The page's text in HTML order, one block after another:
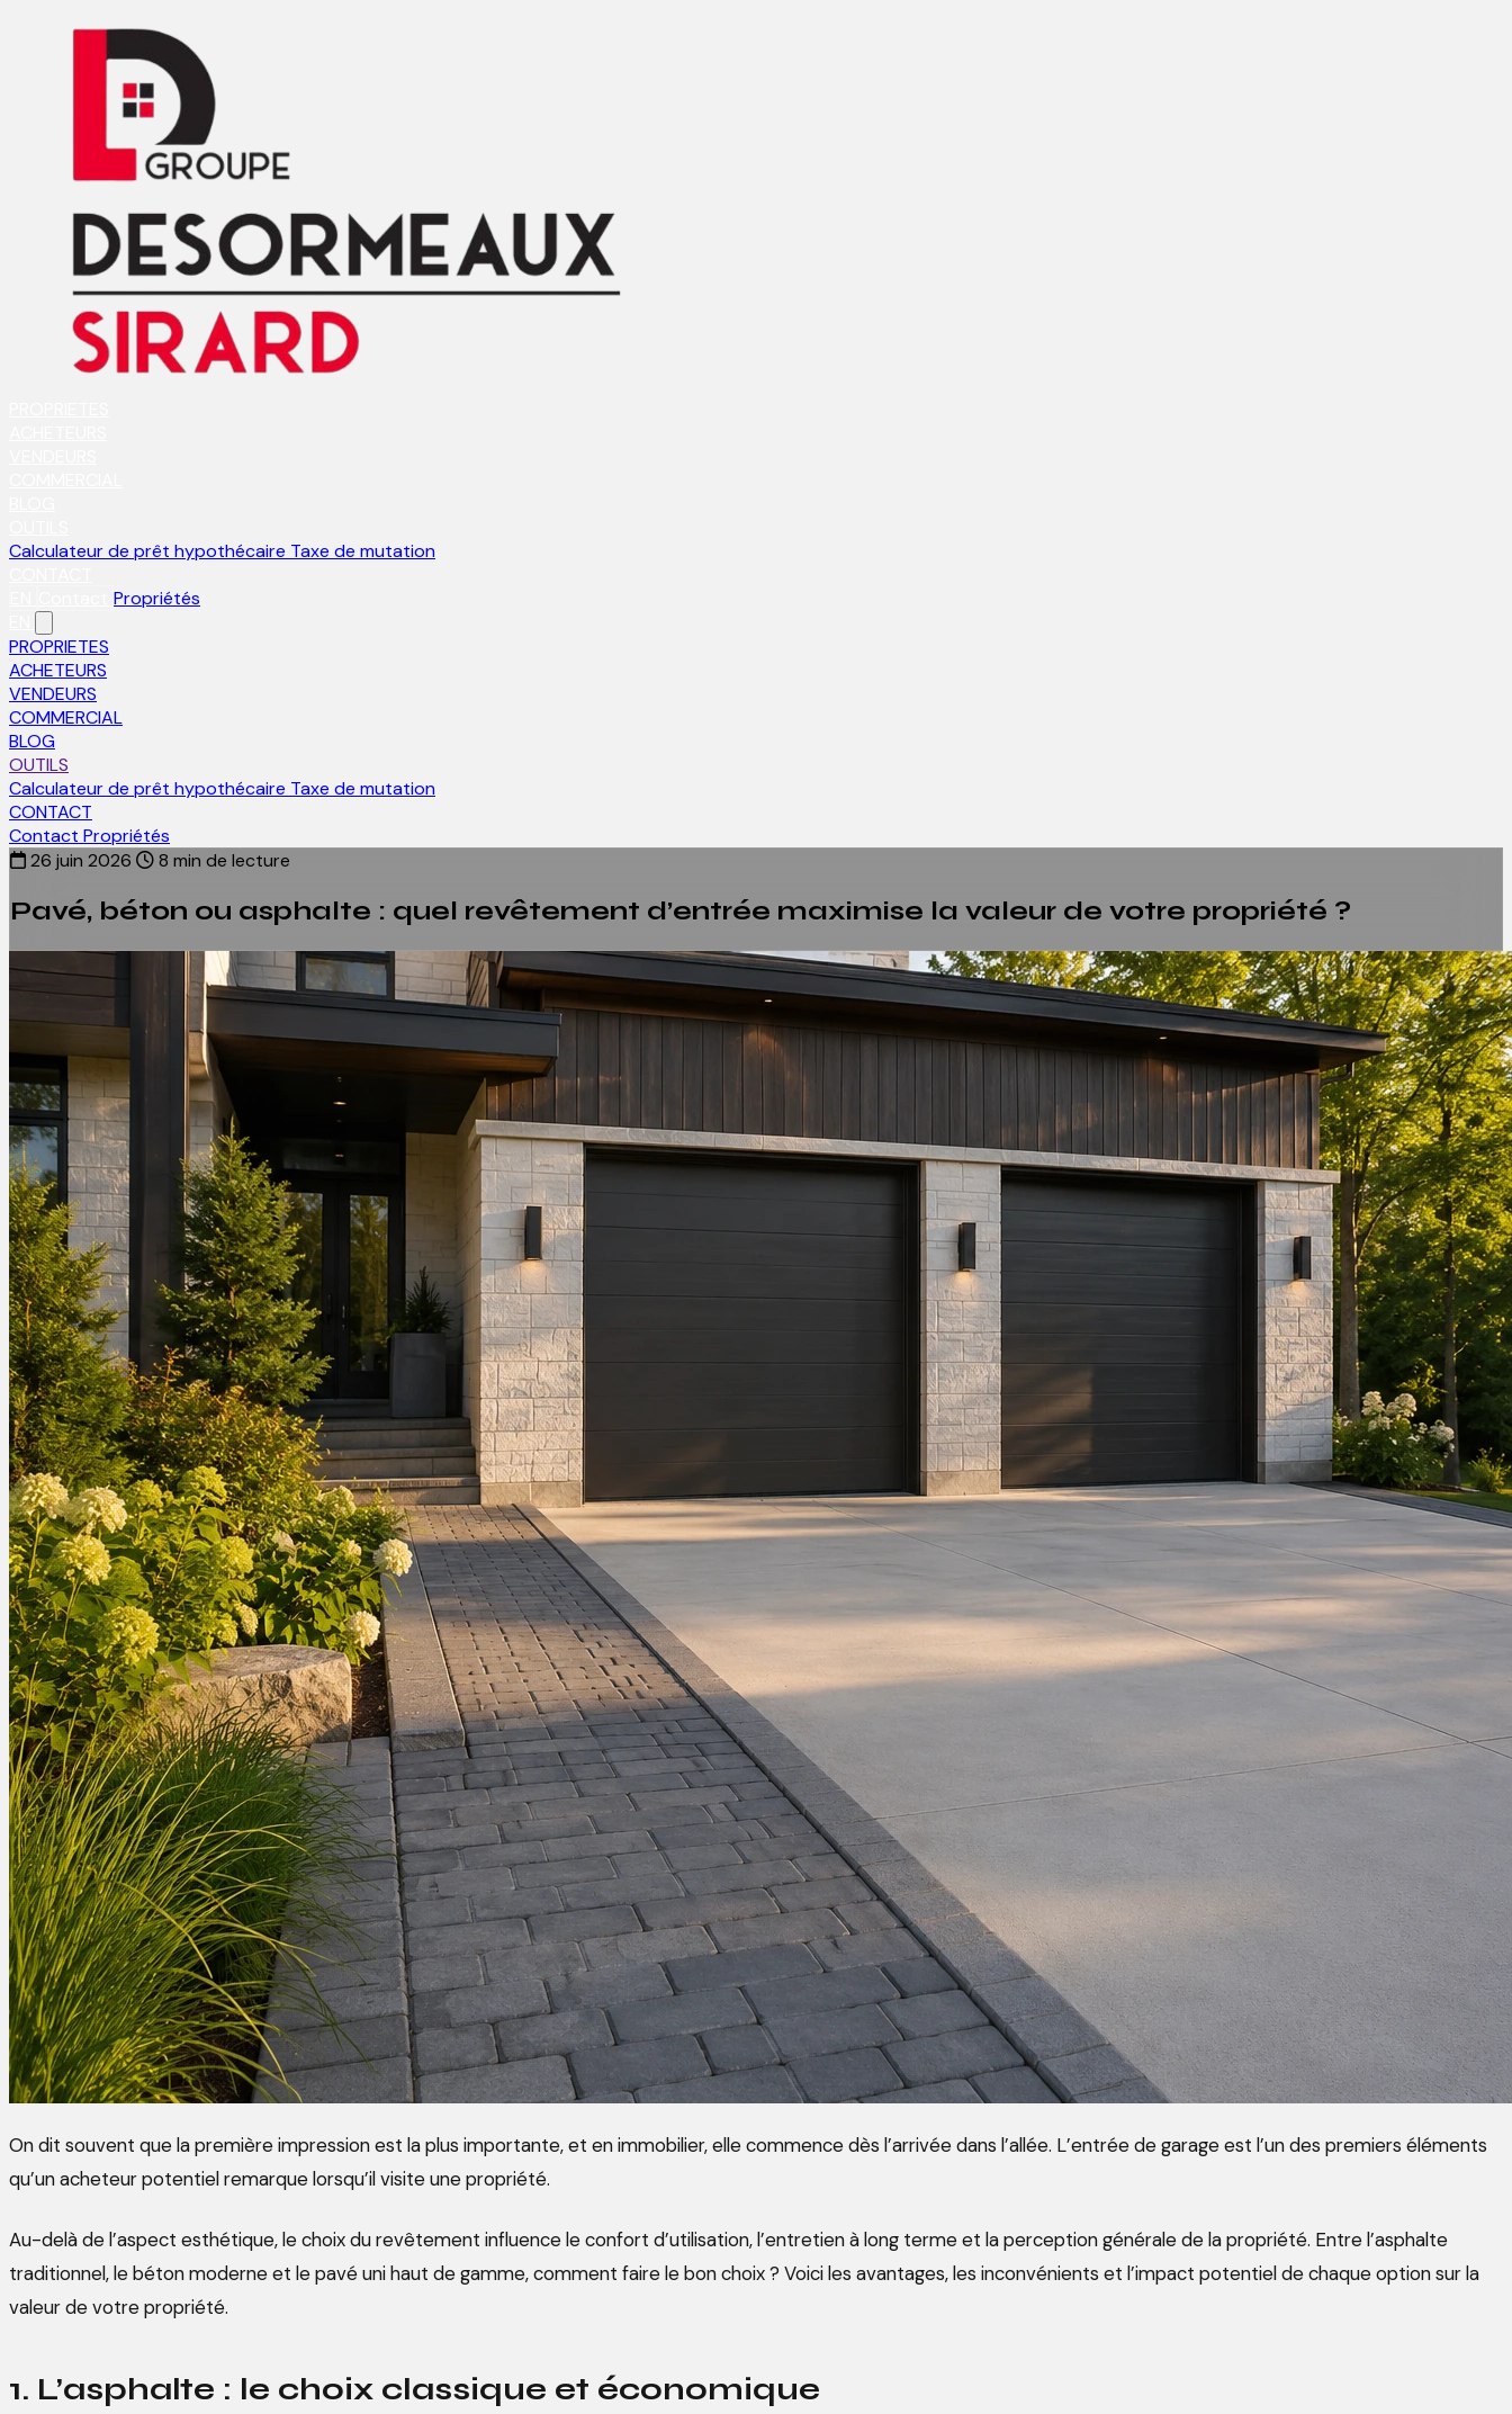
Calculateur de prêt hypothécaire Taxe de mutation
Propriétés
PROPRIETES
ACHETEURS
VENDEURS
COMMERCIAL
BLOG
OUTILS
Calculateur de prêt hypothécaire Taxe de mutation
CONTACT
Contact Propriétés
26 juin 2026
8 min de lecture
Pavé, béton ou asphalte : quel revêtement d’entrée maximise la valeur de votre propriété ?
On dit souvent que la première impression est la plus importante, et en immobilier, elle commence dès l’arrivée dans l’allée. L’entrée de garage est l’un des premiers éléments
qu’un acheteur potentiel remarque lorsqu’il visite une propriété.
Au-delà de l’aspect esthétique, le choix du revêtement influence le confort d’utilisation, l’entretien à long terme et la perception générale de la propriété. Entre l’asphalte
traditionnel, le béton moderne et le pavé uni haut de gamme, comment faire le bon choix ? Voici les avantages, les inconvénients et l’impact potentiel de chaque option sur la
valeur de votre propriété.
1. L’asphalte : le choix classique et économique